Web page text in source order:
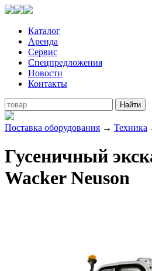
Каталог
Аренда
Сервис
Спецпредложения
Новости
Контакты
Поставка оборудования → Техника
Гусеничный
Wacker Neuson